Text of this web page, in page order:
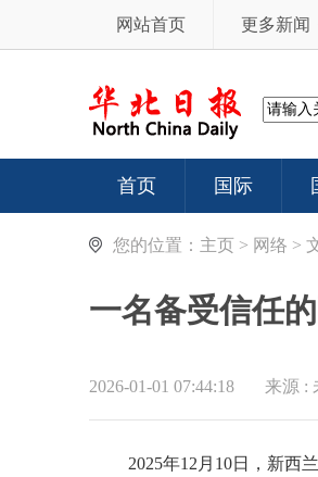
网站首页 更多新闻
首页 国际
您的位置： 主页 > 网络 >
一名备受信任
2026-01-01 07:44:18 来源 :
2025年12月10日，新西